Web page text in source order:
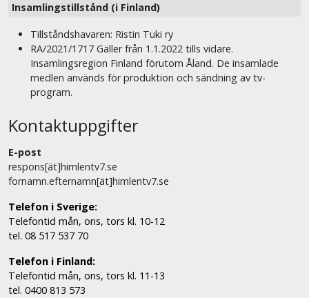
Insamlingstillstånd (i Finland)
Tillståndshavaren: Ristin Tuki ry
RA/2021/1717 Gäller från 1.1.2022 tills vidare.
Insamlingsregion Finland förutom Åland. De insamlade
medlen används för produktion och sändning av tv-
program.
Kontaktuppgifter
E-post
respons[ät]himlentv7.se
fornamn.efternamn[ät]himlentv7.se
Telefon i Sverige:
Telefontid mån, ons, tors kl. 10-12
tel. 08 517 537 70
Telefon i Finland:
Telefontid mån, ons, tors kl. 11-13
tel. 0400 813 573